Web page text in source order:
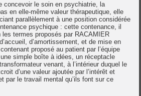
concevoir le soin en psychiatrie, la
en elle-même valeur thérapeutique, elle
parallèlement à une position considérée
psychique : cette contenance, il
les termes proposés par RACAMIER
d’amortissement, et de mise en
proposé au patient par l’équipe
simple boîte à idées, un réceptacle
venant, à l’intérieur duquel le
d’une valeur ajoutée par l’intérêt et
par le travail mental qu’ils font sur ce